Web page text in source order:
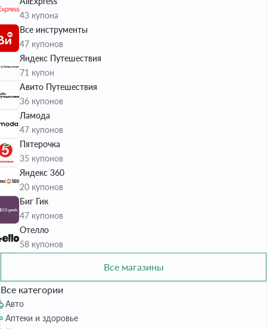
43 купона
Все инструменты
47 купонов
Яндекс Путешествия
71 купон
Авито Путешествия
36 купонов
Ламода
47 купонов
Пятерочка
35 купонов
Яндекс 360
20 купонов
Биг Гик
47 купонов
Отелло
58 купонов
Все магазины
Все категории
Авто
Аптеки и здоровье